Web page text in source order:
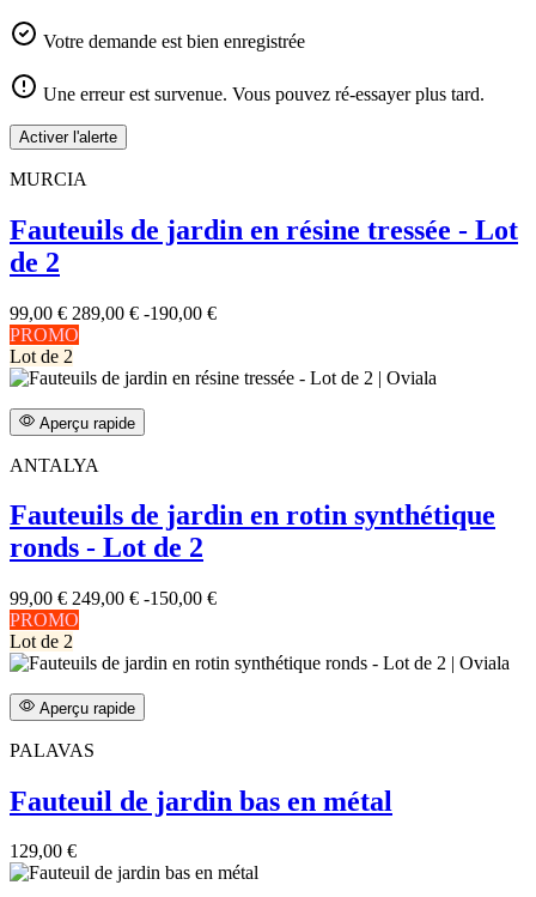
Votre demande est bien enregistrée
Une erreur est survenue. Vous pouvez ré-essayer plus tard.
Activer l'alerte
MURCIA
Fauteuils de jardin en résine tressée - Lot
de 2
99,00 € 289,00 € -190,00 €
PROMO
Lot de 2
Aperçu rapide
ANTALYA
Fauteuils de jardin en rotin synthétique
ronds - Lot de 2
99,00 € 249,00 € -150,00 €
PROMO
Lot de 2
Aperçu rapide
PALAVAS
Fauteuil de jardin bas en métal
129,00 €